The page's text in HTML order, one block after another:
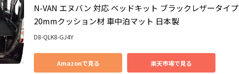
N-VAN エヌバン 対応 ベッドキット ブラックレザータイプ
20mmクッション材 車中泊マット 日本製
D8-QLK8-GJ4Y
Amazonで見る 楽天市場で見る